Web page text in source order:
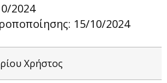
2024
15/10/2024
Χρήστος